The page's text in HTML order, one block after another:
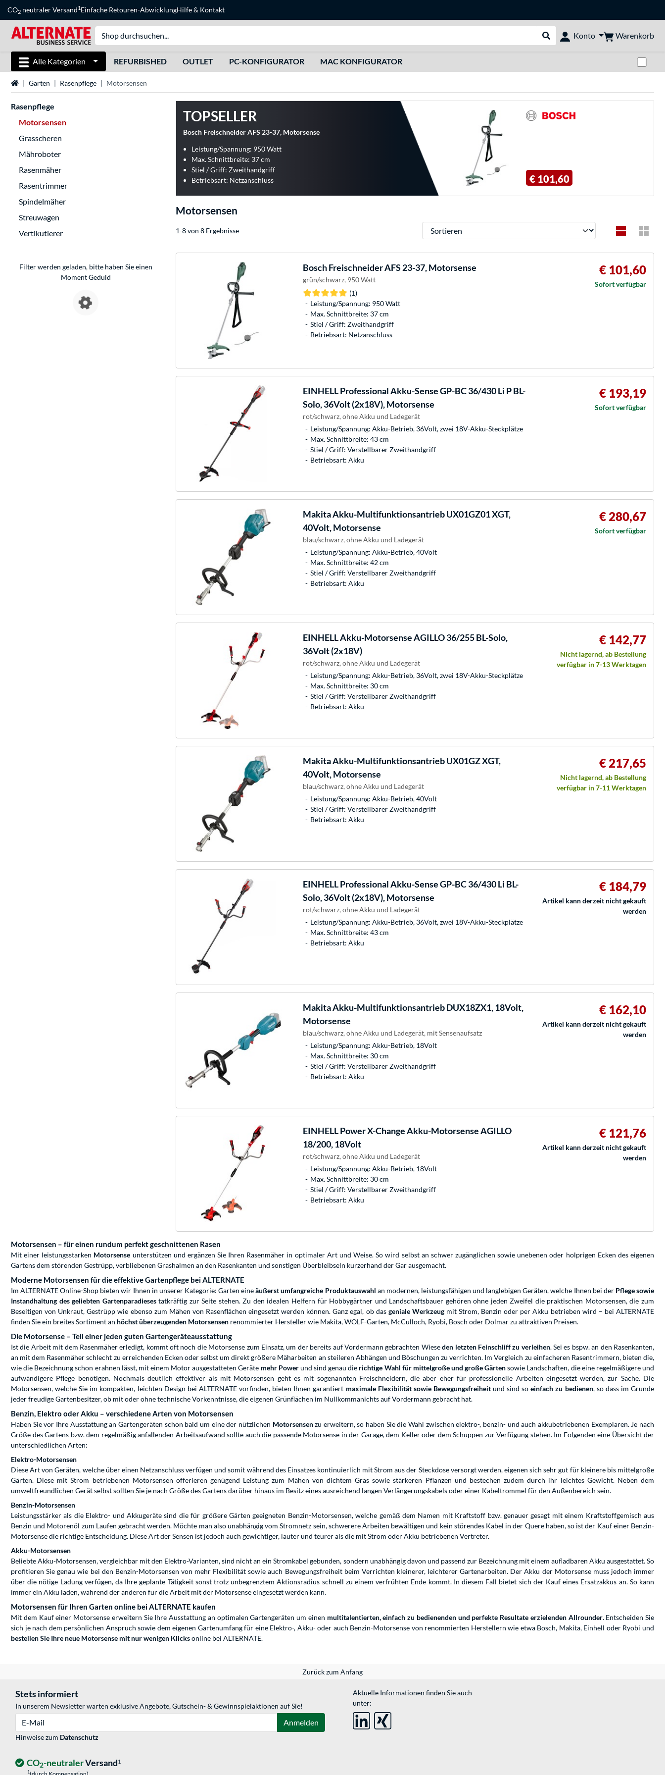
CO2 neutraler Versand1Einfache Retouren-AbwicklungHilfe& Kontakt
Suche durchführen
Konto Warenkorb
Alle Kategorien REFURBISHED OUTLET PC-KONFIGURATOR MAC KONFIGURATOR
StartseiteGarten Rasenpflege Motorsensen
Rasenpflege
Motorsensen
Grasscheren
Mähroboter
Rasenmäher
Rasentrimmer
Spindelmäher
Streuwagen
Vertikutierer
Filter werden geladen, bitte haben Sie einen
Moment Geduld
TOPSELLER
Bosch Freischneider AFS 23-37, Motorsense
Leistung/Spannung: 950 Watt
Max. Schnittbreite: 37 cm
Stiel / Griff: Zweithandgriff
Betriebsart: Netzanschluss
€ 101,60
Motorsensen
1-8 von 8 Ergebnisse Sortieren
BoschFreischneider AFS 23-37, Motorsense
grün/schwarz, 950 Watt
(1)
Leistung/Spannung: 950 Watt
Max. Schnittbreite: 37 cm
Stiel / Griff: Zweithandgriff
Betriebsart: Netzanschluss
€ 101,60
Sofort verfügbar
EINHELLProfessional Akku-Sense GP-BC 36/430 Li P BL-
Solo, 36Volt (2x18V), Motorsense
rot/schwarz, ohne Akku und Ladegerät
Leistung/Spannung: Akku-Betrieb, 36Volt, zwei 18V-Akku-Steckplätze
Max. Schnittbreite: 43 cm
Stiel / Griff: Verstellbarer Zweithandgriff
Betriebsart: Akku
€ 193,19
Sofort verfügbar
MakitaAkku-Multifunktionsantrieb UX01GZ01 XGT,
40Volt, Motorsense
blau/schwarz, ohne Akku und Ladegerät
Leistung/Spannung: Akku-Betrieb, 40Volt
Max. Schnittbreite: 42 cm
Stiel / Griff: Verstellbarer Zweithandgriff
Betriebsart: Akku
€ 280,67
Sofort verfügbar
EINHELLAkku-Motorsense AGILLO 36/255 BL-Solo,
36Volt (2x18V)
rot/schwarz, ohne Akku und Ladegerät
Leistung/Spannung: Akku-Betrieb, 36Volt, zwei 18V-Akku-Steckplätze
Max. Schnittbreite: 30 cm
Stiel / Griff: Verstellbarer Zweithandgriff
Betriebsart: Akku
€ 142,77
Nicht lagernd, ab Bestellung
verfügbar in 7-13 Werktagen
MakitaAkku-Multifunktionsantrieb UX01GZ XGT,
40Volt, Motorsense
blau/schwarz, ohne Akku und Ladegerät
Leistung/Spannung: Akku-Betrieb, 40Volt
Stiel / Griff: Verstellbarer Zweithandgriff
Betriebsart: Akku
€ 217,65
Nicht lagernd, ab Bestellung
verfügbar in 7-11 Werktagen
EINHELLProfessional Akku-Sense GP-BC 36/430 Li BL-
Solo, 36Volt (2x18V), Motorsense
rot/schwarz, ohne Akku und Ladegerät
Leistung/Spannung: Akku-Betrieb, 36Volt, zwei 18V-Akku-Steckplätze
Max. Schnittbreite: 43 cm
Betriebsart: Akku
€ 184,79
Artikel kann derzeit nicht gekauft
werden
MakitaAkku-Multifunktionsantrieb DUX18ZX1, 18Volt,
Motorsense
blau/schwarz, ohne Akku und Ladegerät, mit Sensenaufsatz
Leistung/Spannung: Akku-Betrieb, 18Volt
Max. Schnittbreite: 30 cm
Stiel / Griff: Verstellbarer Zweithandgriff
Betriebsart: Akku
€ 162,10
Artikel kann derzeit nicht gekauft
werden
EINHELLPower X-Change Akku-Motorsense AGILLO
18/200, 18Volt
rot/schwarz, ohne Akku und Ladegerät
Leistung/Spannung: Akku-Betrieb, 18Volt
Max. Schnittbreite: 30 cm
Stiel / Griff: Verstellbarer Zweithandgriff
Betriebsart: Akku
€ 121,76
Artikel kann derzeit nicht gekauft
werden
Motorsensen – für einen rundum perfekt geschnittenen Rasen
Mit einer leistungsstarken Motorsense unterstützen und ergänzen Sie Ihren Rasenmäher in optimaler Art und Weise. So wird selbst an schwer zugänglichen sowie unebenen oder holprigen Ecken des eigenen
Gartens dem störenden Gestrüpp, verbliebenen Grashalmen an den Rasenkanten und sonstigen Überbleibseln kurzerhand der Gar ausgemacht.
Moderne Motorsensen für die effektive Gartenpflege bei ALTERNATE
Im ALTERNATE Online-Shop bieten wir Ihnen in unserer Kategorie: Garten eineäußerst umfangreiche Produktauswahl an modernen, leistungsfähigen und langlebigen Geräten, welche Ihnen bei der Pflege sowie
Instandhaltung des geliebten Gartenparadiesestatkräftig zur Seite stehen. Zu den idealen Helfern für Hobbygärtner und Landschaftsbauer gehören ohne jeden Zweifel die praktischen Motorsensen, die zum
Beseitigen von Unkraut, Gestrüpp wie ebenso zum Mähen von Rasenflächen eingesetzt werden können. Ganz egal, ob dasgeniale Werkzeugmit Strom, Benzin oder per Akku betrieben wird – bei ALTERNATE
finden Sie ein breites Sortiment an höchst überzeugenden Motorsensen renommierter Hersteller wie Makita, WOLF-Garten, McCulloch, Ryobi, Bosch oder Dolmar zu attraktiven Preisen.
Die Motorsense – Teil einer jeden guten Gartengeräteausstattung
Ist die Arbeit mit dem Rasenmäher erledigt, kommt oft noch die Motorsense zum Einsatz, um der bereits auf Vordermann gebrachten Wieseden letzten Feinschliff zu verleihen. Sei es bspw. an den Rasenkanten,
an mit dem Rasenmäher schlecht zu erreichenden Ecken oder selbst um direkt größere Mäharbeiten an steileren Abhängen und Böschungen zu verrichten. Im Vergleich zu einfacheren Rasentrimmern, bieten die,
wie die Bezeichnung schon erahnen lässt, mit einem Motor ausgestatteten Geräte mehr Powerund sind genau die richtige Wahl für mittelgroße und große Gärtensowie Landschaften, die eine regelmäßigere und
aufwändigere Pflege benötigen. Nochmals deutlich effektiver als mit Motorsensen geht es mit sogenannten Freischneidern, die aber eher für professionelle Arbeiten eingesetzt werden, zur Sache. Die
Motorsensen, welche Sie im kompakten, leichten Design bei ALTERNATE vorfinden, bieten Ihnen garantiert maximale Flexibilität sowie Bewegungsfreiheitund sind soeinfach zu bedienen, so dass im Grunde
jeder freudige Gartenbesitzer, ob mit oder ohne technische Vorkenntnisse, die eigenen Grünflächen im Nullkommanichts auf Vordermann gebracht hat.
Benzin, Elektro oder Akku – verschiedene Arten von Motorsensen
Haben Sie vor Ihre Ausstattung an Gartengeräten schon bald um eine der nützlichen Motorsensenzu erweitern, so haben Sie die Wahl zwischen elektro-, benzin- und auch akkubetriebenen Exemplaren. Je nach
Größe des Gartens bzw. dem regelmäßig anfallenden Arbeitsaufwand sollte auch die passende Motorsense in der Garage, dem Keller oder dem Schuppen zur Verfügung stehen. Im Folgenden eine Übersicht der
unterschiedlichen Arten:
Elektro-Motorsensen
Diese Art von Geräten, welche über einen Netzanschluss verfügen und somit während des Einsatzes kontinuierlich mit Strom aus der Steckdose versorgt werden, eigenen sich sehr gut für kleinere bis mittelgroße
Gärten. Diese mit Strom betriebenen Motorsensen offerieren genügend Leistung zum Mähen von dichtem Gras sowie stärkeren Pflanzen und bestechen zudem durch ihr leichtes Gewicht. Neben dem
umweltfreundlichen Gerät selbst sollten Sie je nach Größe des Gartens darüber hinaus im Besitz eines ausreichend langen Verlängerungskabels oder einer Kabeltrommel für den Außenbereich sein.
Benzin-Motorsensen
Leistungsstärker als die Elektro- und Akkugeräte sind die für größere Gärten geeigneten Benzin-Motorsensen, welche gemäß dem Namen mit Kraftstoff bzw. genauer gesagt mit einem Kraftstoffgemisch aus
Benzin und Motorenöl zum Laufen gebracht werden. Möchte man also unabhängig vom Stromnetz sein, schwerere Arbeiten bewältigen und kein störendes Kabel in der Quere haben, so ist der Kauf einer Benzin-
Motorsense die richtige Entscheidung. Diese Art der Sensen ist jedoch auch gewichtiger, lauter und teurer als die mit Strom oder Akku betriebenen Vertreter.
Akku-Motorsensen
Beliebte Akku-Motorsensen, vergleichbar mit den Elektro-Varianten, sind nicht an ein Stromkabel gebunden, sondern unabhängig davon und passend zur Bezeichnung mit einem aufladbaren Akku ausgestattet. So
profitieren Sie genau wie bei den Benzin-Motorsensen von mehr Flexibilität sowie auch Bewegungsfreiheit beim Verrichten kleinerer, leichterer Gartenarbeiten. Der Akku der Motorsense muss jedoch immer
über die nötige Ladung verfügen, da Ihre geplante Tätigkeit sonst trotz unbegrenztem Aktionsradius schnell zu einem verfrühten Ende kommt. In diesem Fall bietet sich der Kauf eines Ersatzakkus an. So kann
immer ein Akku laden, während der anderen für die Arbeit mit der Motorsense eingesetzt werden kann.
Motorsensen für Ihren Garten online bei ALTERNATE kaufen
Mit dem Kauf einer Motorsense erweitern Sie Ihre Ausstattung an optimalen Gartengeräten um einen multitalentierten, einfach zu bedienenden und perfekte Resultate erzielenden Allrounder. Entscheiden Sie
sich je nach dem persönlichen Anspruch sowie dem eigenen Gartenumfang für eine Elektro-, Akku- oder auch Benzin-Motorsense von renommierten Herstellern wie etwa Bosch, Makita, Einhell oder Ryobi und
bestellen Sie Ihre neue Motorsense mit nur wenigen Klicksonline bei ALTERNATE.
Zurück zum Anfang
Stets informiert
In unserem Newsletter warten exklusive Angebote, Gutschein- & Gewinnspielaktionen auf Sie!
Anmelden
Hinweise zum Datenschutz
Aktuelle Informationen finden Sie auch
unter:
CO2-neutralerVersand1
1